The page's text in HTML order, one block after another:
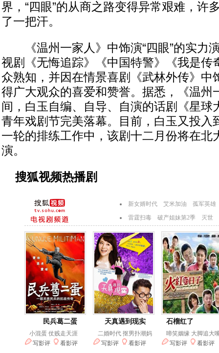
界，“四眼”的从商之路变得异常艰难，许
了一把汗。
《温州一家人》中饰演“四眼”的实力
视剧《无悔追踪》《中国特警》《我是传
众熟知，并因在情景喜剧《武林外传》中
得广大观众的喜爱和赞誉。据悉，《温州
间，白玉自编、自导、自演的话剧《星球
青年戏剧节完美落幕。目前，白玉又投入
一轮的排练工作中，该剧十二月份将在北
演。
搜狐视频热播剧